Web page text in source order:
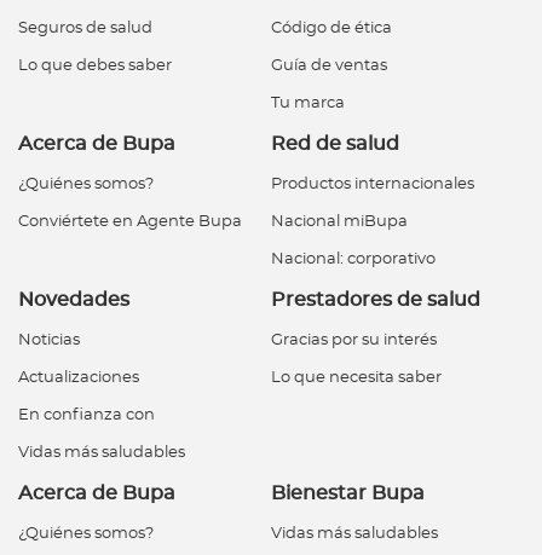
Seguros de salud
Lo que debes saber
Código de ética
Guía de ventas
Tu marca
Acerca de Bupa
¿Quiénes somos?
Conviértete en Agente Bupa
Red de salud
Productos internacionales
Nacional miBupa
Nacional: corporativo
Novedades
Noticias
Actualizaciones
En confianza con
Vidas más saludables
Prestadores de salud
Gracias por su interés
Lo que necesita saber
Acerca de Bupa
¿Quiénes somos?
Bienestar Bupa
Vidas más saludables